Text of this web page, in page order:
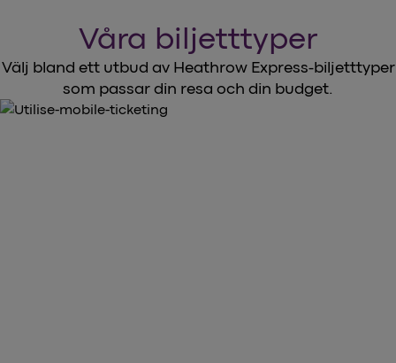
Våra biljetttyper
Välj bland ett utbud av Heathrow Express-biljetttyper
som passar din resa och din budget.